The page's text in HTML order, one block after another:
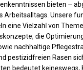
bieten –
Arbeitsalltags. Unsere
eine Vielzahl von
die
nachhaltige
pestizidfreien Rasen
bedeutet keineswegs,